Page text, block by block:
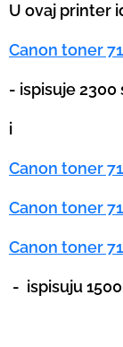
U ovaj printer
Canon toner
- ispisuje 2300
i
Canon toner
Canon toner
Canon toner
- ispisuju